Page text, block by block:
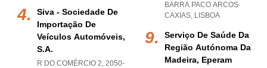
Siva - Sociedade De
Importação De
Veículos Automóveis,
S.a.
R DO COMÉRCIO 2, 2050-
BARRA PACO ARCOS
CAXIAS, LISBOA
Serviço De Saúde Da
Região Autónoma Da
Madeira, Eperam